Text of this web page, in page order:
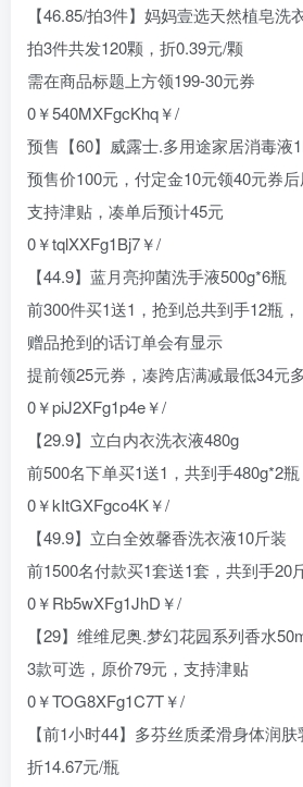
【46.85/拍3件】妈妈壹选天然植皂洗
拍3件共发120颗，折0.39元/颗
需在商品标题上方领199-30元券
0￥540MXFgcKhq￥/
预售【60】威露士.多用途家居消毒液
预售价100元，付定金10元领40元券
支持津贴，凑单后预计45元
0￥tqlXXFg1Bj7￥/
【44.9】蓝月亮抑菌洗手液500g*6瓶
前300件买1送1，抢到总共到手12瓶，
赠品抢到的话订单会有显示
提前领25元券，凑跨店满减最低34元多
0￥piJ2XFg1p4e￥/
【29.9】立白内衣洗衣液480g
前500名下单买1送1，共到手480g*2瓶
0￥kItGXFgco4K￥/
【49.9】立白全效馨香洗衣液10斤装
前1500名付款买1套送1套，共到手20
0￥Rb5wXFg1JhD￥/
【29】维维尼奥.梦幻花园系列香水
3款可选，原价79元，支持津贴
0￥TOG8XFg1C7T￥/
【前1小时44】多芬丝质柔滑身体润
折14.67元/瓶